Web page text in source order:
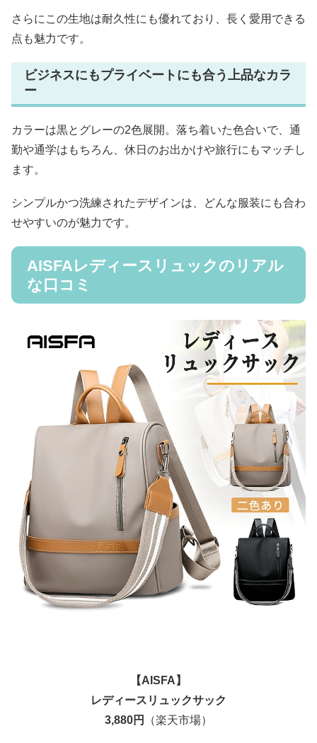
さらにこの生地は耐久性にも優れており、長く愛用できる
点も魅力です。
ビジネスにもプライベートにも合う上品なカラ
ー
カラーは黒とグレーの2色展開。落ち着いた色合いで、通
勤や通学はもちろん、休日のお出かけや旅行にもマッチし
ます。
シンプルかつ洗練されたデザインは、どんな服装にも合わ
せやすいのが魅力です。
AISFAレディースリュックのリアル
な口コミ
【AISFA】
レディースリュックサック
3,880円
（楽天市場）